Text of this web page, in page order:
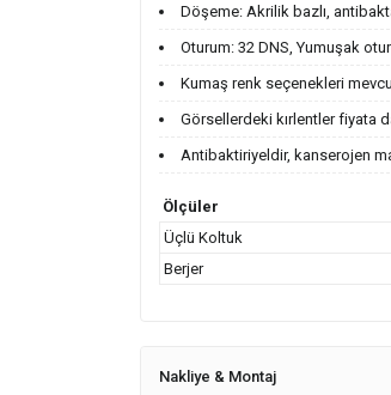
Döşeme: Akrilik bazlı,
Oturum: 32 DNS, Yumuşak
Kumaş renk seçenekleri
Görsellerdeki kırlentler fiyata
Antibaktiriyeldir, kanserojen
Ölçüler
Üçlü Koltuk
Berjer
Nakliye & Montaj